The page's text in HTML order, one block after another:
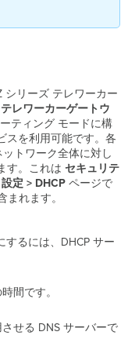
シリーズ テレワーカー
レワーカーゲートウ
ティング モードに構
スを利用可能です。各
トワーク全体に対し
す。これは セキュリテ
定 > DHCP ページで
れます。
するには、DHCP サー
間です。
せる DNS サーバーで